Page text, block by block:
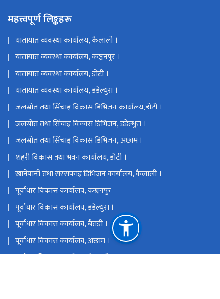
महत्त्वपूर्ण लिङ्कहरू
यातायात व्यवस्था कार्यालय, कैलाली ।
यातायात व्यवस्था कार्यालय, कञ्चनपुर ।
यातायात व्यवस्था कार्यालय, डोटी ।
यातायात व्यवस्था कार्यालय, डडेल्धुरा ।
जलस्रोत तथा सिंचाइ विकास डिभिजन कार्यालय,डोटी ।
जलस्रोत तथा सिंचाइ विकास डिभिजन, डडेल्धुरा ।
जलस्रोत तथा सिंचाइ विकास डिभिजन, अछाम ।
शहरी विकास तथा भवन कार्यालय, डोटी ।
खानेपानी तथा सरसफाइ डिभिजन कार्यालय, कैलाली ।
पूर्वाधार विकास कार्यालय, कञ्चनपुर
पूर्वाधार विकास कार्यालय, डडेल्धुरा ।
पूर्वाधार विकास कार्यालय, बैतडी ।
पूर्वाधार विकास कार्यालय, अछाम ।
पूर्वाधार विकास कार्यालय, कैलाली